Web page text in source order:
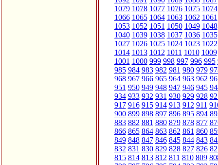
1079 1078 1077 1076 1075 1074
1066 1065 1064 1063 1062 1061
1053 1052 1051 1050 1049 1048
1040 1039 1038 1037 1036 1035
1027 1026 1025 1024 1023 1022
1014 1013 1012 1011 1010 1009
1001 1000 999 998 997 996 995
985 984 983 982 981 980 979
968 967 966 965 964 963 962
951 950 949 948 947 946 945
934 933 932 931 930 929 928
917 916 915 914 913 912 911
900 899 898 897 896 895 894
883 882 881 880 879 878 877
866 865 864 863 862 861 860
849 848 847 846 845 844 843
832 831 830 829 828 827 826
815 814 813 812 811 810 809